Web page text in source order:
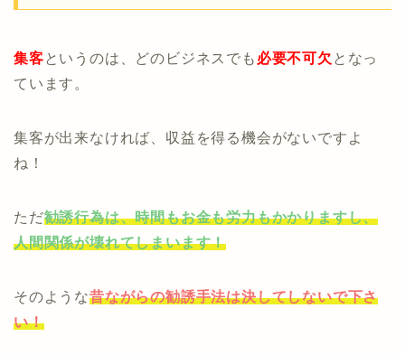
集客というのは、どのビジネスでも 必要不可欠 となっ
ています。
集客が出来なければ、収益を得る機会がないですよ
ね！
ただ勧誘行為は、時間もお金も労力もかかりますし、
人間関係が壊れてしまいます！
そのような昔ながらの勧誘手法は決してしないで下さ
い！